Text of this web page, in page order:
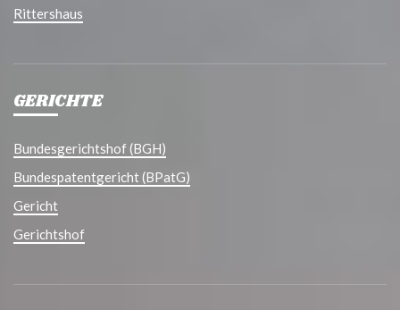
Rittershaus
GERICHTE
Bundesgerichtshof (BGH)
Bundespatentgericht (BPatG)
Gericht
Gerichtshof